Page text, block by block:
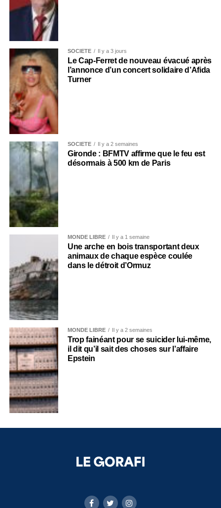
SOCIÉTÉ Il y a 3 jours
Le Cap-Ferret de nouveau évacué après
l’annonce d’un concert solidaire d’Afida
Turner
SOCIÉTÉ Il y a 2 semaines
Gironde : BFMTV affirme que le feu est
désormais à 500 km de Paris
MONDE LIBRE Il y a 1 semaine
Une arche en bois transportant deux
animaux de chaque espèce coulée
dans le détroit d’Ormuz
MONDE LIBRE Il y a 2 semaines
Trop fainéant pour se suicider lui-même,
il dit qu’il sait des choses sur l’affaire
Epstein